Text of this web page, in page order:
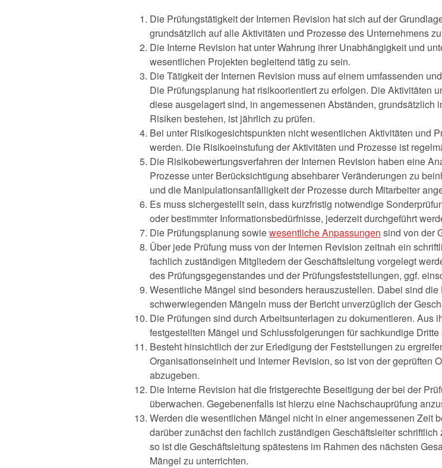
Die Prüfungstätigkeit der Internen Revision hat sich auf der
grundsätzlich auf alle Aktivitäten und Prozesse des Unternehmens
Die Interne Revision hat unter Wahrung ihrer Unabhängigkeit und
wesentlichen Projekten begleitend tätig zu sein.
Die Tätigkeit der Internen Revision muss auf einem umfassenden
Die Prüfungsplanung hat risikoorientiert zu erfolgen. Die Aktivitäten
diese ausgelagert sind, in angemessenen Abständen, grundsätzlich
Risiken bestehen, ist jährlich zu prüfen.
Bei unter Risikogesichtspunkten nicht wesentlichen Aktivitäten und
werden. Die Risikoeinstufung der Aktivitäten und Prozesse ist
Die Risikobewertungsverfahren der Internen Revision haben eine
Prozesse unter Berücksichtigung absehbarer Veränderungen zu
und die Manipulationsanfälligkeit der Prozesse durch Mitarbeiter
Es muss sichergestellt sein, dass kurzfristig notwendige
oder bestimmter Informationsbedürfnisse, jederzeit durchgeführt
Die Prüfungsplanung sowiewesentliche Anpassungen sind von der
Über jede Prüfung muss von der Internen Revision zeitnah ein
fachlich zuständigen Mitgliedern der Geschäftsleitung vorgelegt
des Prüfungsgegenstandes und der Prüfungsfeststellungen, ggf.
Wesentliche Mängel sind besonders herauszustellen. Dabei sind
schwerwiegenden Mängeln muss der Bericht unverzüglich der
Die Prüfungen sind durch Arbeitsunterlagen zu dokumentieren. Aus
festgestellten Mängel und Schlussfolgerungen für sachkundige
Besteht hinsichtlich der zur Erledigung der Feststellungen zu
Organisationseinheit und Interner Revision, so ist von der geprüften
abzugeben.
Die Interne Revision hat die fristgerechte Beseitigung der bei der
überwachen. Gegebenenfalls ist hierzu eine Nachschauprüfung
Werden die wesentlichen Mängel nicht in einer angemessenen Zeit
darüber zunächst den fachlich zuständigen Geschäftsleiter
so ist die Geschäftsleitung spätestens im Rahmen des nächsten
Mängel zu unterrichten.